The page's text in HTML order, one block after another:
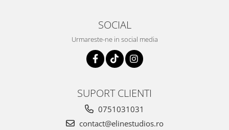
SOCIAL
Urmareste-ne in social media
SUPORT CLIENTI
0751031031
contact@elinestudios.ro